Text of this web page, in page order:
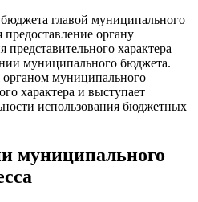
главой муниципального
предоставление органу
характера
муниципального бюджета.
органом муниципального
характера и выступает
использования бюджетных
муниципального